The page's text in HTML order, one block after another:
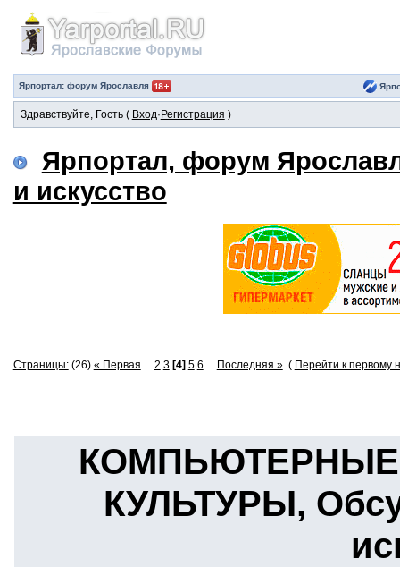
Ярпортал: форум Ярославля
Здравствуйте, Гость ( Вход· Регистрация )
Ярпортал, форум
и искусство
Страницы:(26) « Первая ... 2 3 [4] 5 6 ... Последняя » ( Перейти к первому
КУЛЬТУРЫ,